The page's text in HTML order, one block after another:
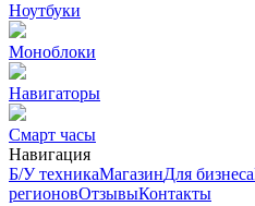
Ноутбуки
Моноблоки
Навигаторы
Смарт часы
Навигация
Б/У техникaМагазинДля бизнеса
регионовОтзывыКонтакты